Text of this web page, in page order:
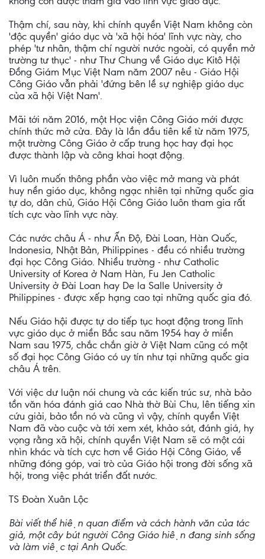
Thậm chí, sau này, khi chính quyền Việt Nam không còn
'độc quyền' giáo dục và 'xã hội hóa' lĩnh vực này, cho
phép 'tư nhân, thậm chí người nước ngoài, có quyền mở
trường tư thục' - như Thư Chung về Giáo dục Kitô Hội
Ðồng Giám Mục Việt Nam năm 2007 nêu - Giáo Hội
Công Giáo vẫn phải 'đứng bên lề sự nghiệp giáo dục
của xã hội Việt Nam'.
Mãi tới năm 2016, một Học viện Công Giáo mới được
chính thức mở cửa. Đây là lần đầu tiên kể từ năm 1975,
một trường Công Giáo ở cấp trung học hay đại học
được thành lập và công khai hoạt động.
Vì luôn muốn thông phần vào việc mở mang và phát
huy nền giáo dục, không ngạc nhiên tại những quốc gia
tự do, dân chủ, Giáo Hội Công Giáo luôn tham gia rất
tích cực vào lĩnh vực này.
Các nước châu Á - như Ấn Độ, Đài Loan, Hàn Quốc,
Indonesia, Nhật Bản, Philippines - đều có nhiều trường
đại học Công Giáo. Nhiều trường - như Catholic
University of Korea ở Nam Hàn, Fu Jen Catholic
University ở Đài Loan hay De la Salle University ở
Philippines - được xếp hạng cao tại những quốc gia đó.
Nếu Giáo hội được tự do tiếp tục hoạt động trong lĩnh
vực giáo dục ở miền Bắc sau năm 1954 hay ở miền
Nam sau 1975, chắc chắn giờ ở Việt Nam cũng có một
số đại học Công Giáo có uy tín như tại những quốc gia
châu Á trên.
Với việc dư luận nói chung và các kiến trúc sư, nhà bảo
tồn văn hóa đánh giá cao Nhà thờ Bùi Chu, lên tiếng xin
cứu giải, bảo tồn nó và cũng vì vậy, chính quyền Việt
Nam đã vào cuộc và tới xem xét, khảo sát, đánh giá, hy
vọng rằng xã hội, chính quyền Việt Nam sẽ có một cái
nhìn khác và tích cực hơn về Giáo Hội Công Giáo, về
những đóng góp, vai trò của Giáo hội trong đời sống xã
hội, trong việc phát triển đất nước.
TS Đoàn Xuân Lộc
Bài viết thể hiện quan điểm và cách hành văn của tác
giả, một cây bút người Công Giáo hiện đang sinh sống
và làm việc tại Anh Quốc.